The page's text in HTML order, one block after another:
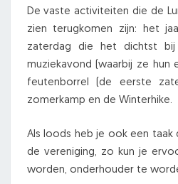
De vaste activiteiten die de
zien terugkomen zijn: het
zaterdag die het dichtst bij
muziekavond (waarbij ze hun
feutenborrel (de eerste
zomerkamp en de Winterhike.
Als loods heb je ook een
de vereniging, zo kun je
worden, onderhouder te